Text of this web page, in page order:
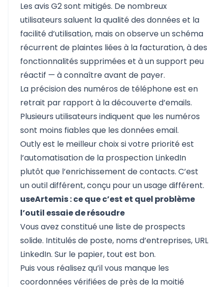
Les avis G2 sont mitigés. De nombreux
utilisateurs saluent la qualité des données et la
facilité d’utilisation, mais on observe un schéma
récurrent de plaintes liées à la facturation, à des
fonctionnalités supprimées et à un support peu
réactif — à connaître avant de payer.
La précision des numéros de téléphone est en
retrait par rapport à la découverte d’emails.
Plusieurs utilisateurs indiquent que les numéros
sont moins fiables que les données email.
Outly est le meilleur choix si votre priorité est
l’automatisation de la prospection LinkedIn
plutôt que l’enrichissement de contacts. C’est
un outil différent, conçu pour un usage différent.
useArtemis : ce que c’est et quel problème
l’outil essaie de résoudre
Vous avez constitué une liste de prospects
solide. Intitulés de poste, noms d’entreprises, URL
LinkedIn. Sur le papier, tout est bon.
Puis vous réalisez qu’il vous manque les
coordonnées vérifiées de près de la moitié